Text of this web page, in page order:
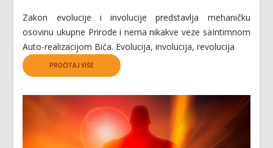
Zakon evolucije i involucije predstavlja mehaničku
osovinu ukupne Prirode i nema nikakve veze saIntimnom
Auto-realizacijom Bića. Evolucija, involucija, revolucija
PROČITAJ VIŠE